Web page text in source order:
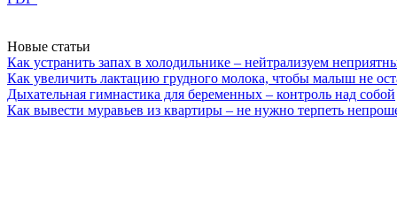
Новые статьи
Как устранить запах в холодильнике – нейтрализуем
Как увеличить лактацию грудного молока, чтобы малыш не
Дыхательная гимнастика для беременных – контроль над собой
Как вывести муравьев из квартиры – не нужно терпеть